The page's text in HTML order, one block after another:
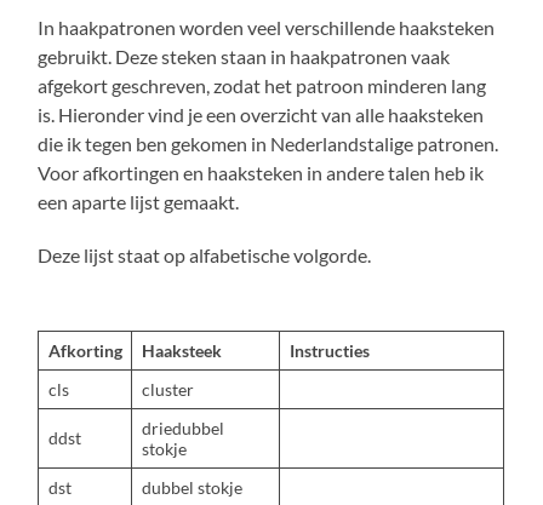
In haakpatronen worden veel verschillende haaksteken
gebruikt. Deze steken staan in haakpatronen vaak
afgekort geschreven, zodat het patroon minderen lang
is. Hieronder vind je een overzicht van alle haaksteken
die ik tegen ben gekomen in Nederlandstalige patronen.
Voor afkortingen en haaksteken in andere talen heb ik
een aparte lijst gemaakt.
Deze lijst staat op alfabetische volgorde.
Afkorting Haaksteek
Instructies
cls
cluster
ddst
driedubbel
stokje
dst
dubbel stokje